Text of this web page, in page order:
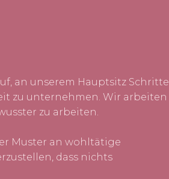
an unserem Hauptsitz Schritte
zu unternehmen. Wir arbeiten
zu arbeiten.
Muster an wohltätige
dass nichts